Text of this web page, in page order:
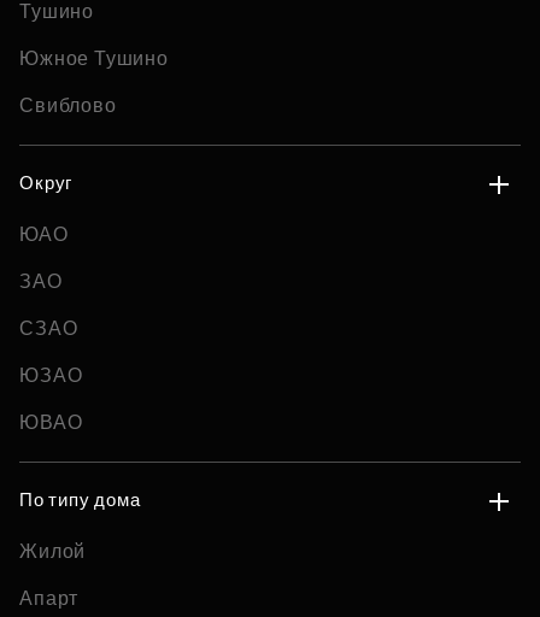
Тушино
Южное Тушино
Свиблово
Округ
ЮАО
ЗАО
СЗАО
ЮЗАО
ЮВАО
По типу дома
Жилой
Апарт